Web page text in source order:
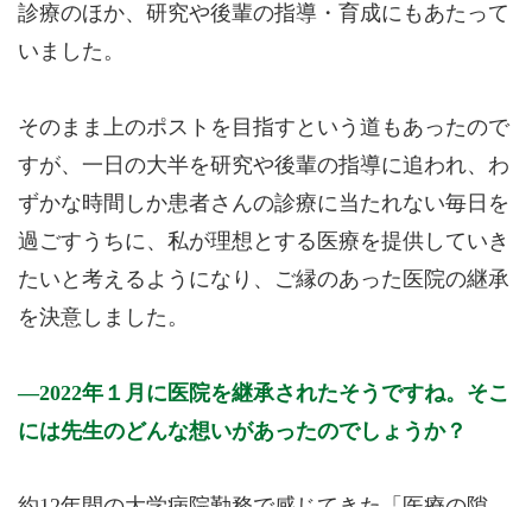
診療のほか、研究や後輩の指導・育成にもあたって
いました。
そのまま上のポストを目指すという道もあったので
すが、一日の大半を研究や後輩の指導に追われ、わ
ずかな時間しか患者さんの診療に当たれない毎日を
過ごすうちに、私が理想とする医療を提供していき
たいと考えるようになり、ご縁のあった医院の継承
を決意しました。
2022年１月に医院を継承されたそうですね。そこ
には先生のどんな想いがあったのでしょうか？